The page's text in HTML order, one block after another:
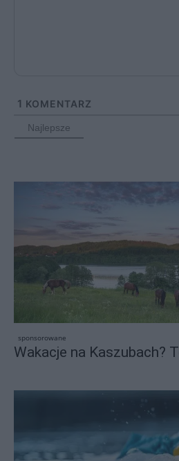
1 KOMENTARZ
Najlepsze
sponsorowane
Wakacje na Kaszubach?